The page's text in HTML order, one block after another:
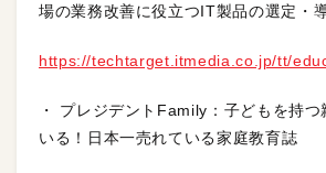
場の業務改善に役立つIT製品の選定・
https://techtarget.itmedia.co.jp/tt/
・ プレジデントFamily：子どもを持
いる！日本一売れている家庭教育誌